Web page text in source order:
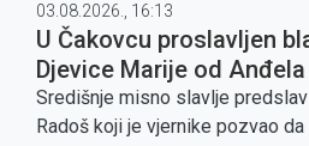
03.08.2026., 16:13
U Čakovcu proslavljen
Djevice Marije od Anđela
Središnje misno slavlje
Radoš koji je vjernike pozvao